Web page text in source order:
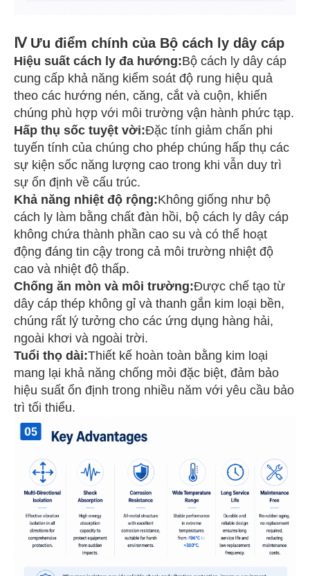
Ⅳ Ưu điểm chính của Bộ cách ly dây cáp
Hiệu suất cách ly đa hướng:Bộ cách ly dây cáp
cung cấp khả năng kiểm soát độ rung hiệu quả
theo các hướng nén, căng, cắt và cuộn, khiến
chúng phù hợp với môi trường vận hành phức tạp.
Hấp thụ sốc tuyệt vời:Đặc tính giảm chấn phi
tuyến tính của chúng cho phép chúng hấp thụ các
sự kiện sốc năng lượng cao trong khi vẫn duy trì
sự ổn định về cấu trúc.
Khả năng nhiệt độ rộng:Không giống như bộ
cách ly làm bằng chất đàn hồi, bộ cách ly dây cáp
không chứa thành phần cao su và có thể hoạt
động đáng tin cậy trong cả môi trường nhiệt độ
cao và nhiệt độ thấp.
Chống ăn mòn và môi trường:Được chế tạo từ
dây cáp thép không gỉ và thanh gắn kim loại bền,
chúng rất lý tưởng cho các ứng dụng hàng hải,
ngoài khơi và ngoài trời.
Tuổi thọ dài:Thiết kế hoàn toàn bằng kim loại
mang lại khả năng chống mỏi đặc biệt, đảm bảo
hiệu suất ổn định trong nhiều năm với yêu cầu bảo
trì tối thiểu.